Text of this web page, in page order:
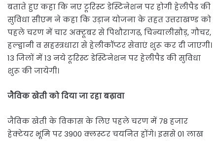
बताते हुए कहा कि नए टूरिस्ट डेस्टिनेशन पर होगी हेलीपैड की
सुविधा सीएम ने कहा कि उड़ान योजना के तहत उत्तराखण्ड को
पहले चरण में चार अक्टूबर से पिथौरागढ़, चिन्यालीसौड़, गौचर,
हल्द्वानी व सहस्त्रधारा से हेलीकॉप्टर सेवाएं शुरू कर दी जाएगी।
13 जिलों में 13 नये टूरिस्ट डेस्टिनेशन पर हेलीपैड की सुविधा
शुरू की जायेगी।
जैविक खेती को दिया जा रहा बढ़ावा
जैविक खेती के विकास के लिए पहले चरण में 78 हजार
हेक्टेयर भूमि पर 3900 क्लस्टर चयनित होंगे। इससे 01 लाख